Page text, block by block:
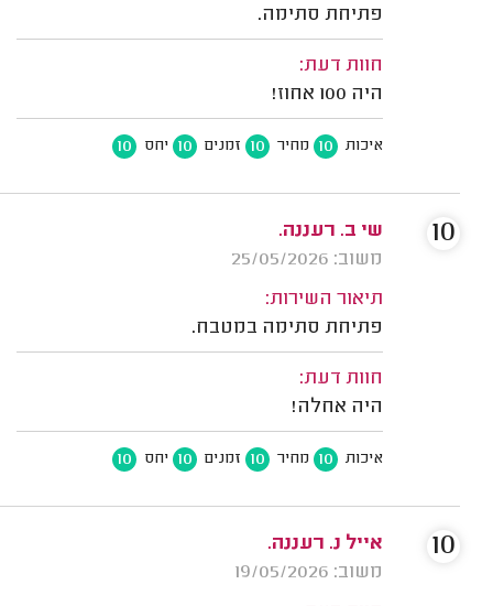
פתיחת סתימה.
חוות דעת:
היה 100 אחוז!
איכות 10 מחיר 10 זמנים 10 יחס 10
שי ב. רעננה.
משוב: 25/05/2026
תיאור השירות:
פתיחת סתימה במטבח.
חוות דעת:
היה אחלה!
איכות 10 מחיר 10 זמנים 10 יחס 10
10
אייל נ. רעננה.
משוב: 19/05/2026
10